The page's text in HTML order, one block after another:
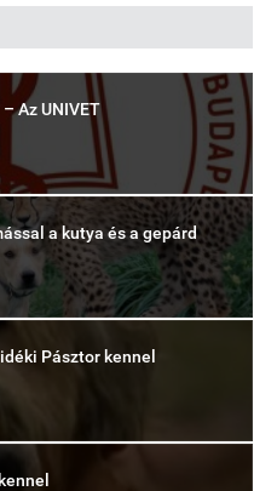
Az UNIVET
a kutya és a gepárd
Pásztor kennel